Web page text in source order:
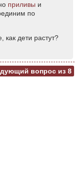
приливы и
по
как дети растут?
вопрос из 8